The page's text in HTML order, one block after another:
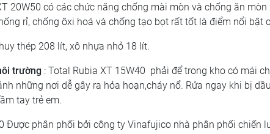
20W50 có các chức năng chống mài mòn và chống ăn mòn
rỉ, chống ôxi hoá và chống tạo bọt rất tốt là điểm nổi bật
thép 208 lít, xô nhựa nhỏ 18 lít.
trường : Total Rubia XT 15W40 phải để trong kho có mái
những nơi dễ gây ra hỏa hoạn,cháy nổ. Rửa ngay khi bị
tay trẻ em.
Được phân phối bởi công ty Vinafujico nhà phân phối chiến